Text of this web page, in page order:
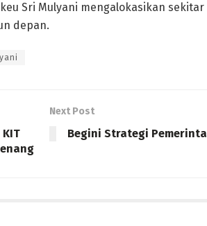
Sri Mulyani mengalokasikan
depan.
Next Post
Begini Strategi